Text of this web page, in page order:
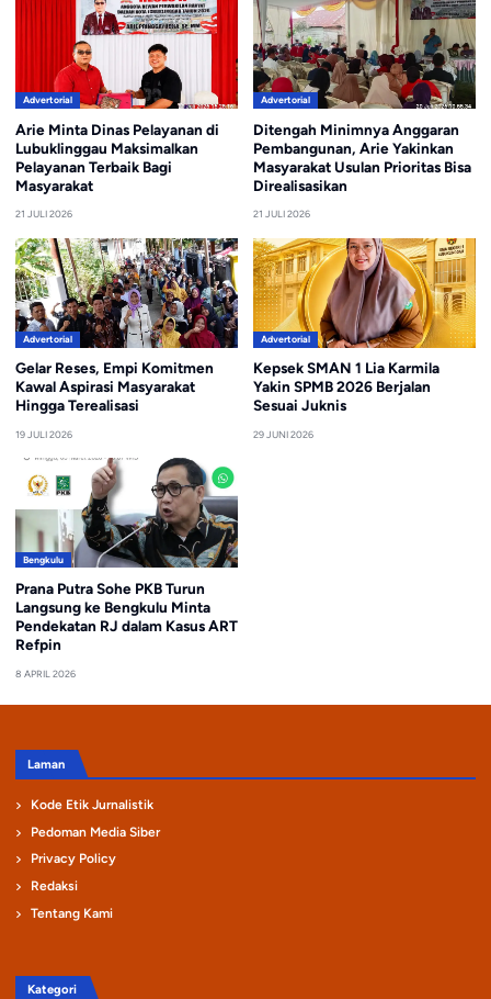
Advertorial
Arie Minta Dinas Pelayanan di
Lubuklinggau Maksimalkan
Pelayanan Terbaik Bagi
Masyarakat
21 JULI 2026
Advertorial
Ditengah Minimnya Anggaran
Pembangunan, Arie Yakinkan
Masyarakat Usulan Prioritas Bisa
Direalisasikan
21 JULI 2026
Advertorial
Gelar Reses, Empi Komitmen
Kawal Aspirasi Masyarakat
Hingga Terealisasi
19 JULI 2026
Advertorial
Kepsek SMAN 1 Lia Karmila
Yakin SPMB 2026 Berjalan
Sesuai Juknis
29 JUNI 2026
Bengkulu
Prana Putra Sohe PKB Turun
Langsung ke Bengkulu Minta
Pendekatan RJ dalam Kasus ART
Refpin
8 APRIL 2026
Laman
Kode Etik Jurnalistik
Pedoman Media Siber
Privacy Policy
Redaksi
Tentang Kami
Kategori